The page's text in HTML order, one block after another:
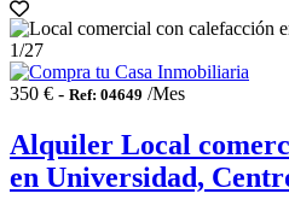
1/27
350 € - Ref: 04649 /Mes
Alquiler Local
en Universidad,